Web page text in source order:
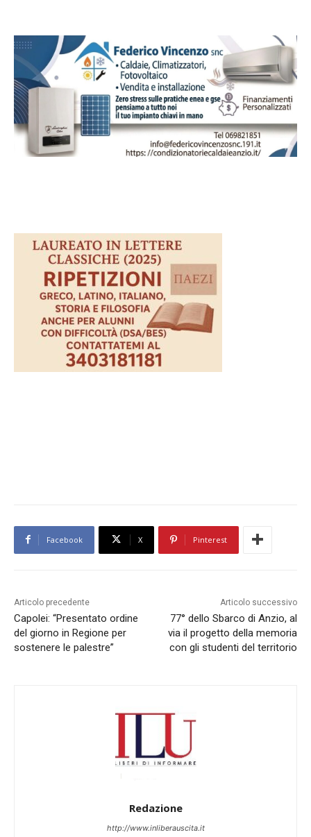
Facebook X Pinterest
Articolo precedente
Capolei: “Presentato ordine
del giorno in Regione per
sostenere le palestre”
Articolo successivo
77° dello Sbarco di Anzio, al
via il progetto della memoria
con gli studenti del territorio
Redazione
http://www.inliberauscita.it